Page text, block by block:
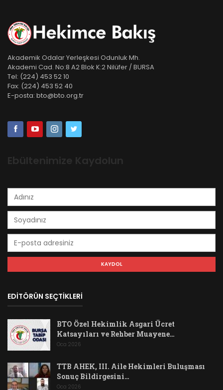
Akademik Odalar Yerleşkesi Odunluk Mh.
Akademi Cad. No:8 A2 Blok K:2 Nilüfer / BURSA
Tel: (224) 453 52 10
Fax: (224) 453 52 40
E-posta: bto@bto.org.tr
Ebültenimize Kaydolun
EDİTÖRÜN SEÇTİKLERİ
BTO Özel Hekimlik Asgari Ücret
Katsayıları ve Rehber Muayene…
Oca 2026
TTB AHEK, III. Aile Hekimleri Buluşması
Sonuç Bildirgesini…
Oca 2026